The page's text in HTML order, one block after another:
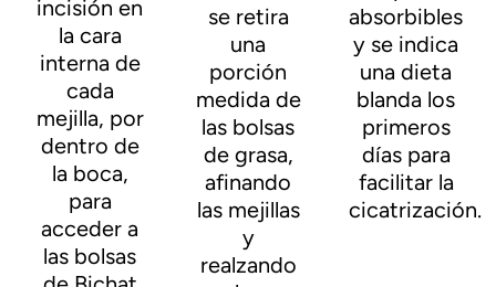
incisión en
la cara
interna de
cada
mejilla, por
dentro de
la boca,
para
acceder a
las bolsas
se retira
una
porción
medida de
las bolsas
de grasa,
afinando
las mejillas
y
realzando
absorbibles
y se indica
una dieta
blanda los
primeros
días para
facilitar la
cicatrización.